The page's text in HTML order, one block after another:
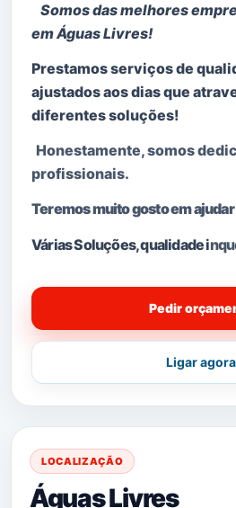
Somos das melhores
em Águas Livres!
Prestamos serviços de
ajustados aos dias que
diferentes soluções!
Honestamente, somos
profissionais.
Teremos muito gosto em
Várias Soluções, qualidade i
Pedir
Ligar agora
LOCALIZAÇÃO
Águas Livres